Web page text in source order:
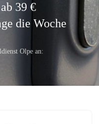
39 €
die Woche
Olpe an: